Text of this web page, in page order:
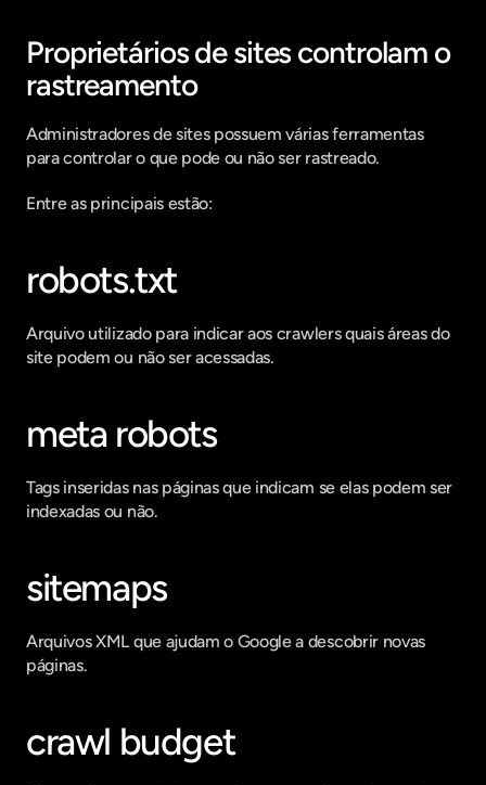
Proprietários de sites controlam o
rastreamento
Administradores de sites possuem várias ferramentas
para controlar o que pode ou não ser rastreado.
Entre as principais estão:
robots.txt
Arquivo utilizado para indicar aos crawlers quais áreas do
site podem ou não ser acessadas.
meta robots
Tags inseridas nas páginas que indicam se elas podem ser
indexadas ou não.
sitemaps
Arquivos XML que ajudam o Google a descobrir novas
páginas.
crawl budget